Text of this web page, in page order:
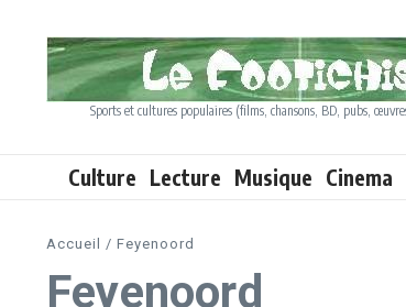
Sports et cultures populaires (films, chansons, BD, pubs,
Culture Lecture Musique Cinema
Accueil / Feyenoord
Feyenoord